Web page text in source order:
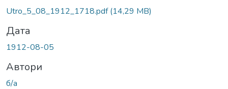
Utro_5_08_1912_1718.pdf(14,29 MB)
Дата
1912-08-05
Автори
б/а